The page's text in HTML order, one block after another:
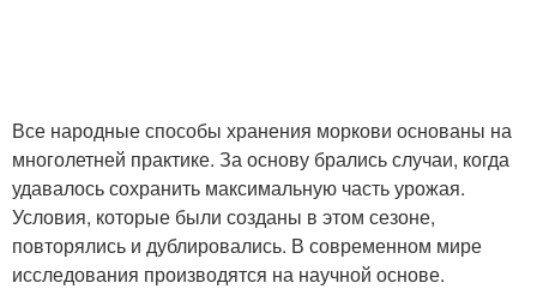
Морковь в контейнере Моркови на зиму
Все народные способы хранения моркови основаны на
многолетней практике. За основу брались случаи, когда
удавалось сохранить максимальную часть урожая.
Условия, которые были созданы в этом сезоне,
повторялись и дублировались. В современном мире
исследования производятся на научной основе.